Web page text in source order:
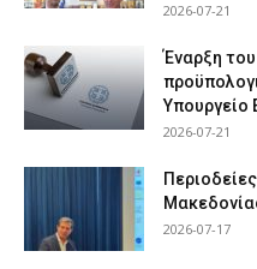
2026-07-21
Έναρξη του
Υπουργείο
2026-07-21
2026-07-17